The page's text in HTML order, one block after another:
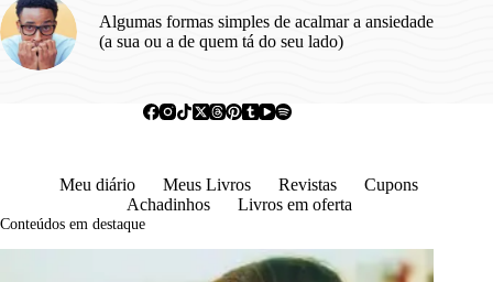
Algumas formas simples de acalmar a ansiedade
(a sua ou a de quem tá do seu lado)
Meu diário Meus Livros Revistas
Cupons
Achadinhos
Livros em oferta
Conteúdos em destaque